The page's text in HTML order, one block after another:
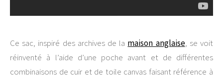
Ce sac, inspiré des archives de la maison anglaise, se voit
réinventé à l’aide d’une poche avant et de différentes
combinaisons de cuir et de toile canvas faisant référence à